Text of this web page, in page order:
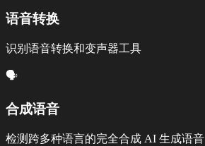
语音转换
识别语音转换和变声器工具
🗣️
合成语音
检测跨多种语言的完全合成 AI 生成语音